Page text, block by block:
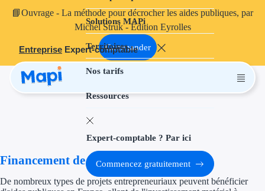
📘Ouvrage - La méthode pour décrocher les aides publiques, par
Michel Struk - Édition Eyrolles
Commander
Entreprise Expert-comptable
Solutions MAPi
Territoires
Nos tarifs
Ressources
Projets finançables
Aides à
Aides
Thématiques
Financement
Expert-comptable ? Par ici
Commencez gratuitement
Financement de projet
De nombreux types de projets entrepreneuriaux peuvent bénéficier